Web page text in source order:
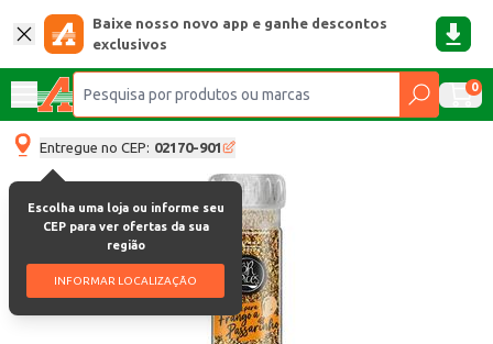
Baixe nosso novo app e ganhe descontos
exclusivos
0
Entregue no CEP: 02170-901
Escolha uma loja ou informe seu
CEP para ver ofertas da sua
região
INFORMAR LOCALIZAÇÃO